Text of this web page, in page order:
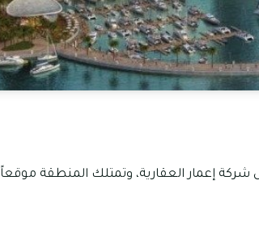
إعمار العقارية، وتمتلك المنطقة موقعاً